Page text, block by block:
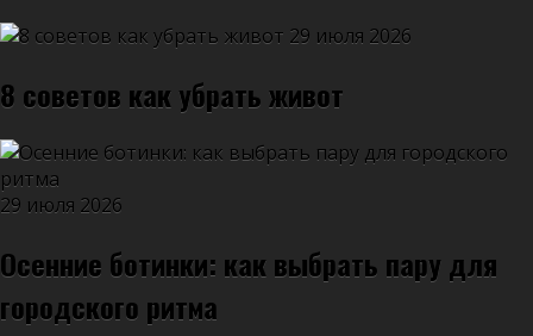
29 июля 2026
8 советов как убрать живот
29 июля 2026
Осенние ботинки: как выбрать пару для
городского ритма